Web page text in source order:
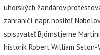
uhorských žandárov
zahraničí, napr. nositeľ
spisovateľ Björnstjerne
historik Robert William